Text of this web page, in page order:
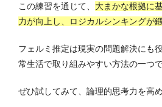
この練習を通じて、 大まかな根拠に
力が向上し、ロジカルシンキングが
フェルミ推定は現実の問題解決にも
常生活で取り組みやすい方法の一つで
ぜひ試してみて、論理的思考力を高め